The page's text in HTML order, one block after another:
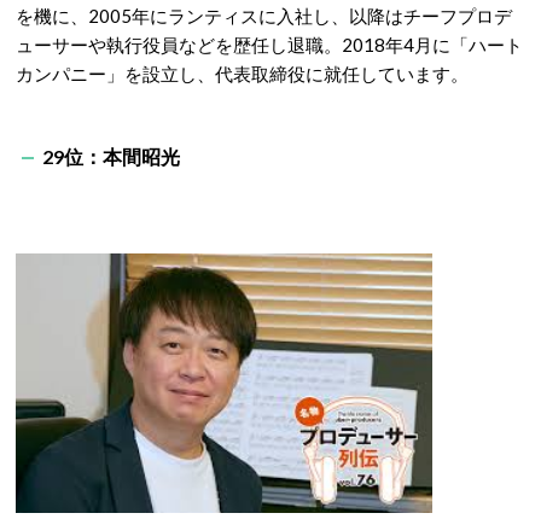
を機に、2005年にランティスに入社し、以降はチーフプロデ
ューサーや執行役員などを歴任し退職。2018年4月に「ハート
カンパニー」を設立し、代表取締役に就任しています。
29位：本間昭光